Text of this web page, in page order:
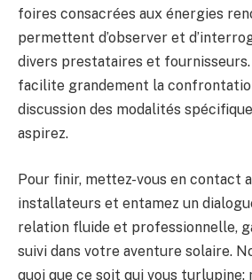
foires consacrées aux énergies
permettent d’observer et
divers prestataires et fournisseurs.
facilite grandement la
discussion des modalités
aspirez.
Pour finir, mettez-vous en contact
installateurs et entamez un
relation fluide et professionnelle,
suivi dans votre aventure solaire.
quoi que ce soit qui vous turlupine;